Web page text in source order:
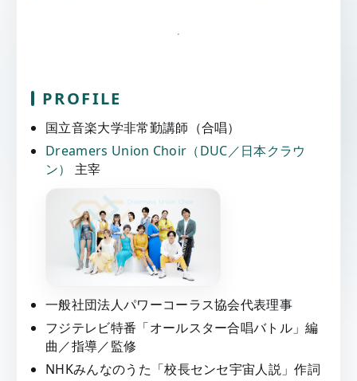
PROFILE
国立音楽大学非常勤講師（合唱）
Dreamers Union Choir（DUC／日本クラウ
ン） 主宰
一般社団法人パワーコーラス協会代表理事
フジテレビ特番「オールスター合唱バトル」編
曲／指導／監修
NHKみんなのうた「校長センセ宇宙人説」作詞